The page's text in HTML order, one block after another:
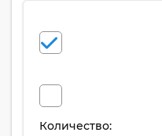
Количество: